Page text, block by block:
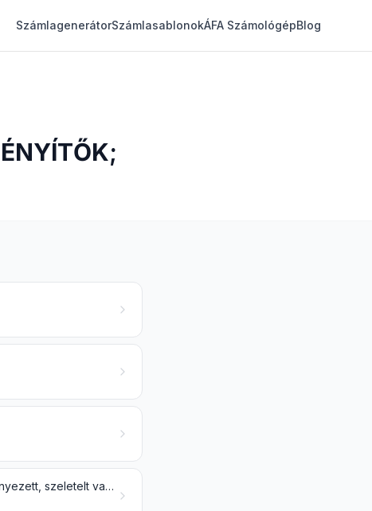
SzámlagenerátorSzámlasablonokÁFA SzámológépBlog
Másképpen megmunkált gabonaféle (pl. hántolt, lapított, pelyhesített, fényezett, szeletelt vagy durván darált), a 1006 vtsz. alá tartozó rizs kivételével; gabonacsíra egészben, lapítva, pelyhesítve vagy őrölve